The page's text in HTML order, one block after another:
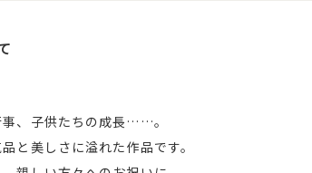
、子供たちの成長……。
と美しさに溢れた作品です。